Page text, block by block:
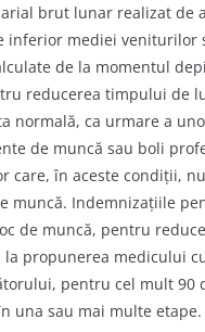
brut lunar realizat de
inferior mediei veniturilor
de la momentul
reducerea timpului de
normală, ca urmare a
de muncă sau boli
care, în aceste condiţii,
muncă. Indemnizaţiile
de muncă, pentru
la propunerea medicului
pentru cel mult 90
una sau mai multe etape.